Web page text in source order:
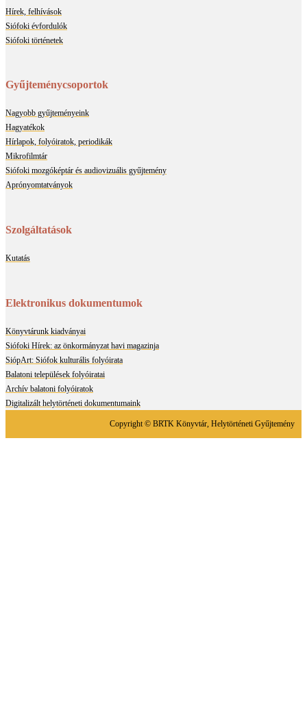
Hírek, felhívások
Siófoki évfordulók
Siófoki történetek
Gyűjteménycsoportok
Nagyobb gyűjteményeink
Hagyatékok
Hírlapok, folyóiratok, periodikák
Mikrofilmtár
Siófoki mozgóképtár és audiovizuális gyűjtemény
Aprónyomtatványok
Szolgáltatások
Kutatás
Elektronikus dokumentumok
Könyvtárunk kiadványai
Siófoki Hírek: az önkormányzat havi magazinja
SiópArt: Siófok kulturális folyóirata
Balatoni települések folyóiratai
Archív balatoni folyóiratok
Digitalizált helytörténeti dokumentumaink
Copyright © BRTK Könyvtár, Helytörténeti Gyűjtemény